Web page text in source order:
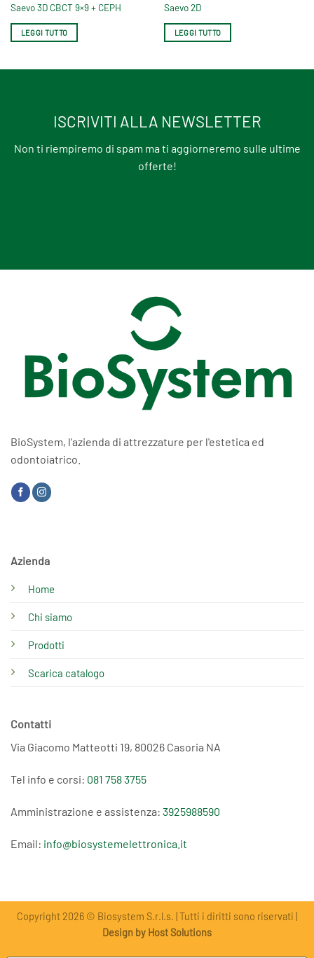
Saevo 3D CBCT 9×9 + CEPH
LEGGI TUTTO
Saevo 2D
LEGGI TUTTO
ISCRIVITI ALLA NEWSLETTER
Non ti riempiremo di spam ma ti aggiorneremo sulle ultime
offerte!
BioSystem, l'azienda di attrezzature per l'estetica ed
odontoiatrico.
Azienda
Home
Chi siamo
Prodotti
Scarica catalogo
Contatti
Via Giacomo Matteotti 19, 80026 Casoria NA
Tel info e corsi: 081 758 3755
Amministrazione e assistenza: 3925988590
Email: info@biosystemelettronica.it
Copyright 2026 © Biosystem S.r.l.s. | Tutti i diritti sono riservati |
Design by Host Solutions